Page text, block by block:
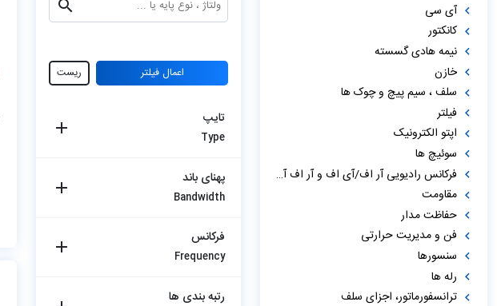
آی سی
کانکتور
نیمه هادی گسسته
خازن
سلف ، سیم پیچ و چوک ها
فیلتر
اپتو الکترونیک
سوئیچ ها
فرکانس رادیویی آر اف/آی اف و آر اف آی دی
مقاومت
حفاظت مدار
فن و مدیریت حرارتی
سنسورها
رله ها
ترانسفورماتور، اجزای سلف
اعمال فیلتر ریست
تایپ
Type
پهنای باند
Bandwidth
فرکانس
Frequency
رتبه بندی ها